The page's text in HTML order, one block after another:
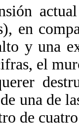
en
y una
el
una de
de cuatro